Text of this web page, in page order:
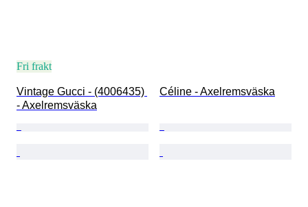
Fri frakt
Vintage Gucci - (4006435)
- Axelremsväska
Céline - Axelremsväska